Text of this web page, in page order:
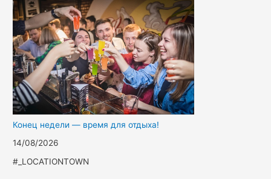
Конец недели — время для отдыха!
14/08/2026
#_LOCATIONTOWN